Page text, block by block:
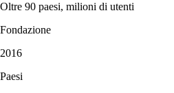
Oltre 90 paesi, milioni di utenti
Fondazione
2016
Paesi